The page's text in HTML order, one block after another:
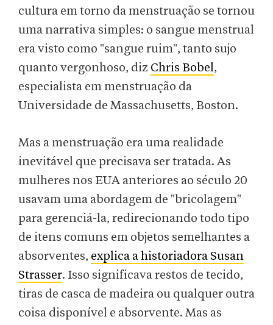
cultura em torno da menstruação se tornou
uma narrativa simples: o sangue menstrual
era visto como "sangue ruim", tanto sujo
quanto vergonhoso, diz Chris Bobel,
especialista em menstruação da
Universidade de Massachusetts, Boston.
Mas a menstruação era uma realidade
inevitável que precisava ser tratada. As
mulheres nos EUA anteriores ao século 20
usavam uma abordagem de "bricolagem"
para gerenciá-la, redirecionando todo tipo
de itens comuns em objetos semelhantes a
absorventes, explica a historiadora Susan
Strasser. Isso significava restos de tecido,
tiras de casca de madeira ou qualquer outra
coisa disponível e absorvente. Mas as